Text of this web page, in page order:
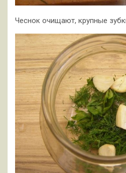
Чеснок очищают, крупные